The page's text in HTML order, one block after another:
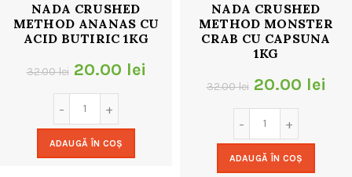
NADA CRUSHED
METHOD ANANAS CU
ACID BUTIRIC 1KG
32.00lei Prețul
inițial
a
fost:
20.00 lei
ADAUGĂ ÎN COȘ
NADA CRUSHED
METHOD MONSTER
CRAB CU CAPSUNA
1KG
32.00lei Prețul
inițial
a
fost:
20.00 lei
ADAUGĂ ÎN COȘ